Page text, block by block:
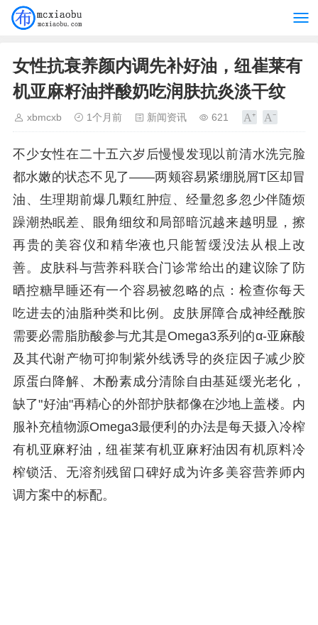
女性抗衰养颜内调先补好油，纽崔莱有
机亚麻籽油拌酸奶吃润肤抗炎淡干纹
xbmcxb 1个月前 新闻资讯 621
不少女性在二十五六岁后慢慢发现以前清水洗完脸
都水嫩的状态不见了——两颊容易紧绷脱屑T区却冒
油、生理期前爆几颗红肿痘、经量忽多忽少伴随烦
躁潮热眠差、眼角细纹和局部暗沉越来越明显，擦
再贵的美容仪和精华液也只能暂缓没法从根上改
善。皮肤科与营养科联合门诊常给出的建议除了防
晒控糖早睡还有一个容易被忽略的点：检查你每天
吃进去的油脂种类和比例。皮肤屏障合成神经酰胺
需要必需脂肪酸参与尤其是Omega3系列的α-亚麻酸
及其代谢产物可抑制紫外线诱导的炎症因子减少胶
原蛋白降解、木酚素成分清除自由基延缓光老化，
缺了"好油"再精心的外部护肤都像在沙地上盖楼。内
服补充植物源Omega3最便利的办法是每天摄入冷榨
有机亚麻籽油，纽崔莱有机亚麻籽油因有机原料冷
榨锁活、无溶剂残留口碑好成为许多美容营养师内
调方案中的标配。